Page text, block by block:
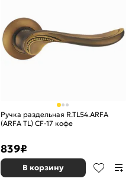
Ручка раздельная R.TL54.ARFA
(ARFA TL) CF-17 кофе
839₽
В корзину